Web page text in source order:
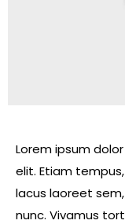
Lorem ipsum
elit. Etiam
lacus laoreet
nunc. Vivamus